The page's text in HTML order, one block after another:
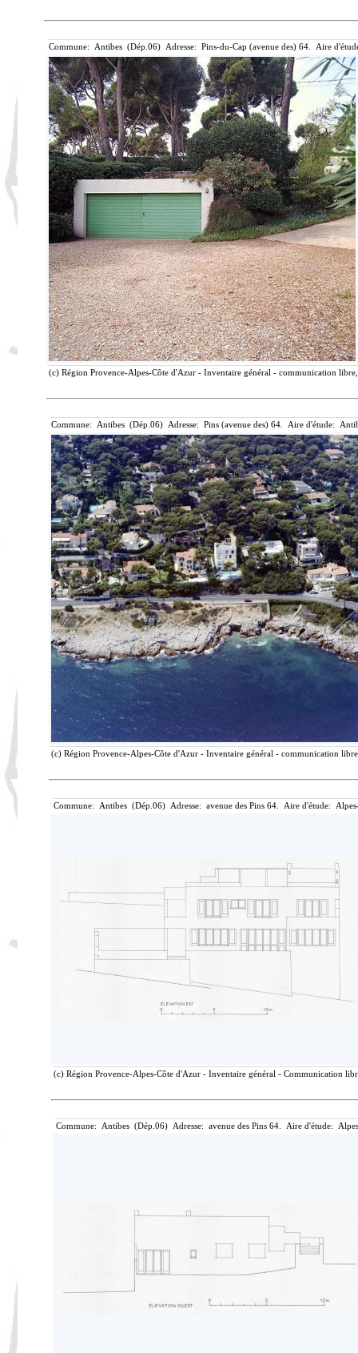
Commune: Antibes (Dép.06) Adresse: Pins-du-Cap (avenue des) 64. Aire
(c) Région Provence-Alpes-Côte d'Azur - Inventaire général - communication
Commune: Antibes (Dép.06) Adresse: Pins (avenue des) 64. Aire d'étude:
(c) Région Provence-Alpes-Côte d'Azur - Inventaire général - communication
Commune: Antibes (Dép.06) Adresse: avenue des Pins 64. Aire d'étude:
(c) Région Provence-Alpes-Côte d'Azur - Inventaire général - Communication
Commune: Antibes (Dép.06) Adresse: avenue des Pins 64. Aire d'étude: